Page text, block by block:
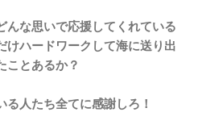
んな思いで応援してくれている
けハードワークして海に送り出
ことあるか？
人たち全てに感謝しろ！